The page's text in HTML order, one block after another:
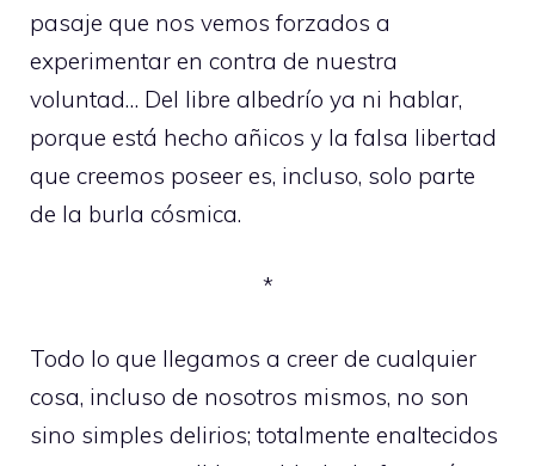
pasaje que nos vemos forzados a
experimentar en contra de nuestra
voluntad… Del libre albedrío ya ni hablar,
porque está hecho añicos y la falsa libertad
que creemos poseer es, incluso, solo parte
de la burla cósmica.
*
Todo lo que llegamos a creer de cualquier
cosa, incluso de nosotros mismos, no son
sino simples delirios; totalmente enaltecidos